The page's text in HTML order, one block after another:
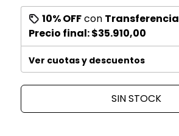
10% OFFcon Transferencia
Precio final:$35.910,00
Ver cuotas y descuentos
SIN STOCK